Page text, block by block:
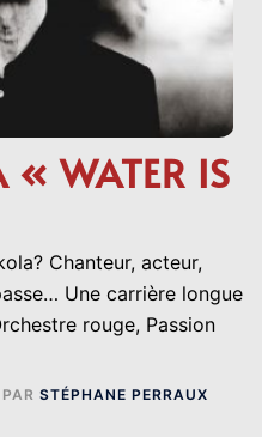
« WATER IS
Chanteur, acteur,
Une carrière longue
rouge, Passion
PAR STÉPHANE PERRAUX